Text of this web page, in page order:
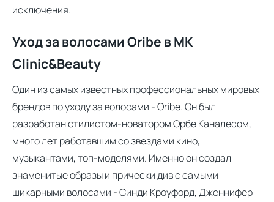
исключения.
Уход за волосами Oribe в MK
Clinic&Beauty
Один из самых известных профессиональных мировых
брендов по уходу за волосами - Oribe. Он был
разработан стилистом-новатором Орбе Каналесом,
много лет работавшим со звездами кино,
музыкантами, топ-моделями. Именно он создал
знаменитые образы и прически див с самыми
шикарными волосами - Синди Кроуфорд, Дженнифер